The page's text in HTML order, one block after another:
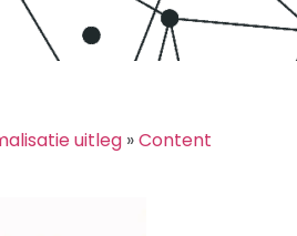
uitleg »Content